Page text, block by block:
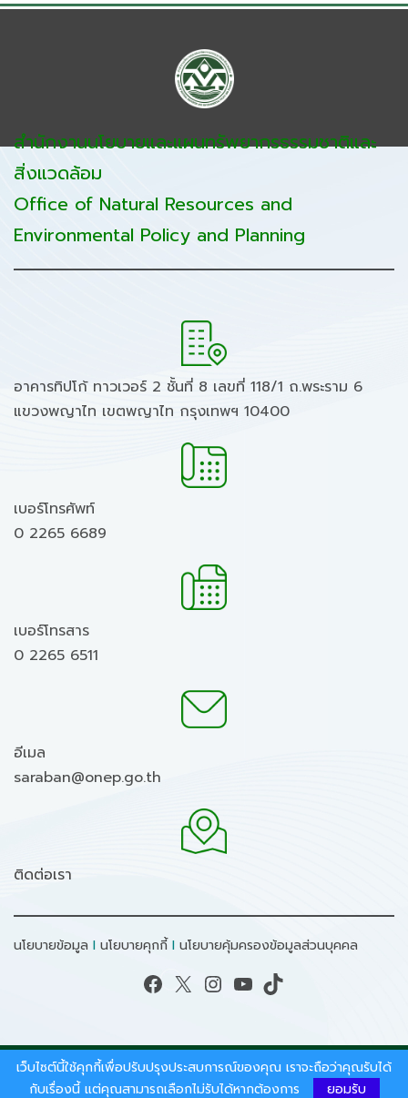
สำนักงานนโยบายและแผนทรัพยากรธรรมชาติและ
สิ่งแวดล้อม
Office of Natural Resources and
Environmental Policy and Planning
อาคารทิปโก้ ทาวเวอร์ 2 ชั้นที่ 8 เลขที่ 118/1 ถ.พระราม 6
แขวงพญาไท เขตพญาไท กรุงเทพฯ 10400
เบอร์โทรศัพท์
0 2265 6689
เบอร์โทรสาร
0 2265 6511
อีเมล
saraban@onep.go.th
ติดต่อเรา
นโยบายข้อมูล I นโยบายคุกกี้ I นโยบายคุ้มครองข้อมูลส่วนบุคคล
Facebook X Instagram YouTube TikTok
สงวนลิขสิทธิ์ © 2026 - สำนักงานนโยบายและแผน
ทรัพยากรธรรมชาติและสิ่งแวดล้อม.
เว็บไซต์นี้ใช้คุกกี้เพื่อปรับปรุงประสบการณ์ของคุณ เราจะถือว่าคุณรับได้
กับเรื่องนี้ แต่คุณสามารถเลือกไม่รับได้หากต้องการ
ยอมรับ